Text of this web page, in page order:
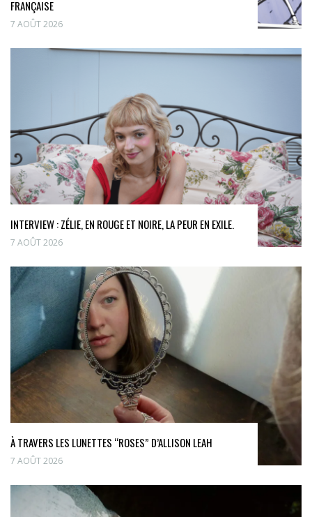
FRANÇAISE
7 AOÛT 2026
INTERVIEW : ZÉLIE, EN ROUGE ET NOIRE, LA PEUR EN EXILE.
7 AOÛT 2026
À TRAVERS LES LUNETTES “ROSES” D’ALLISON LEAH
7 AOÛT 2026